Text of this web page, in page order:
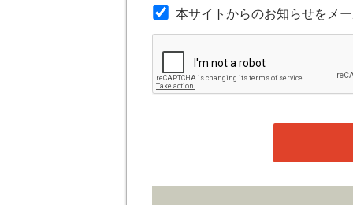
第３条（会員）
本サイトの会員は、機関投資家や
の他金融ビジネスに携わる企業や官
れかに該当していることを条件とし
ある場合や本規約に違反するおそ
第４条（ユーザー名とパスワード
本サイトからのお知らせをメー